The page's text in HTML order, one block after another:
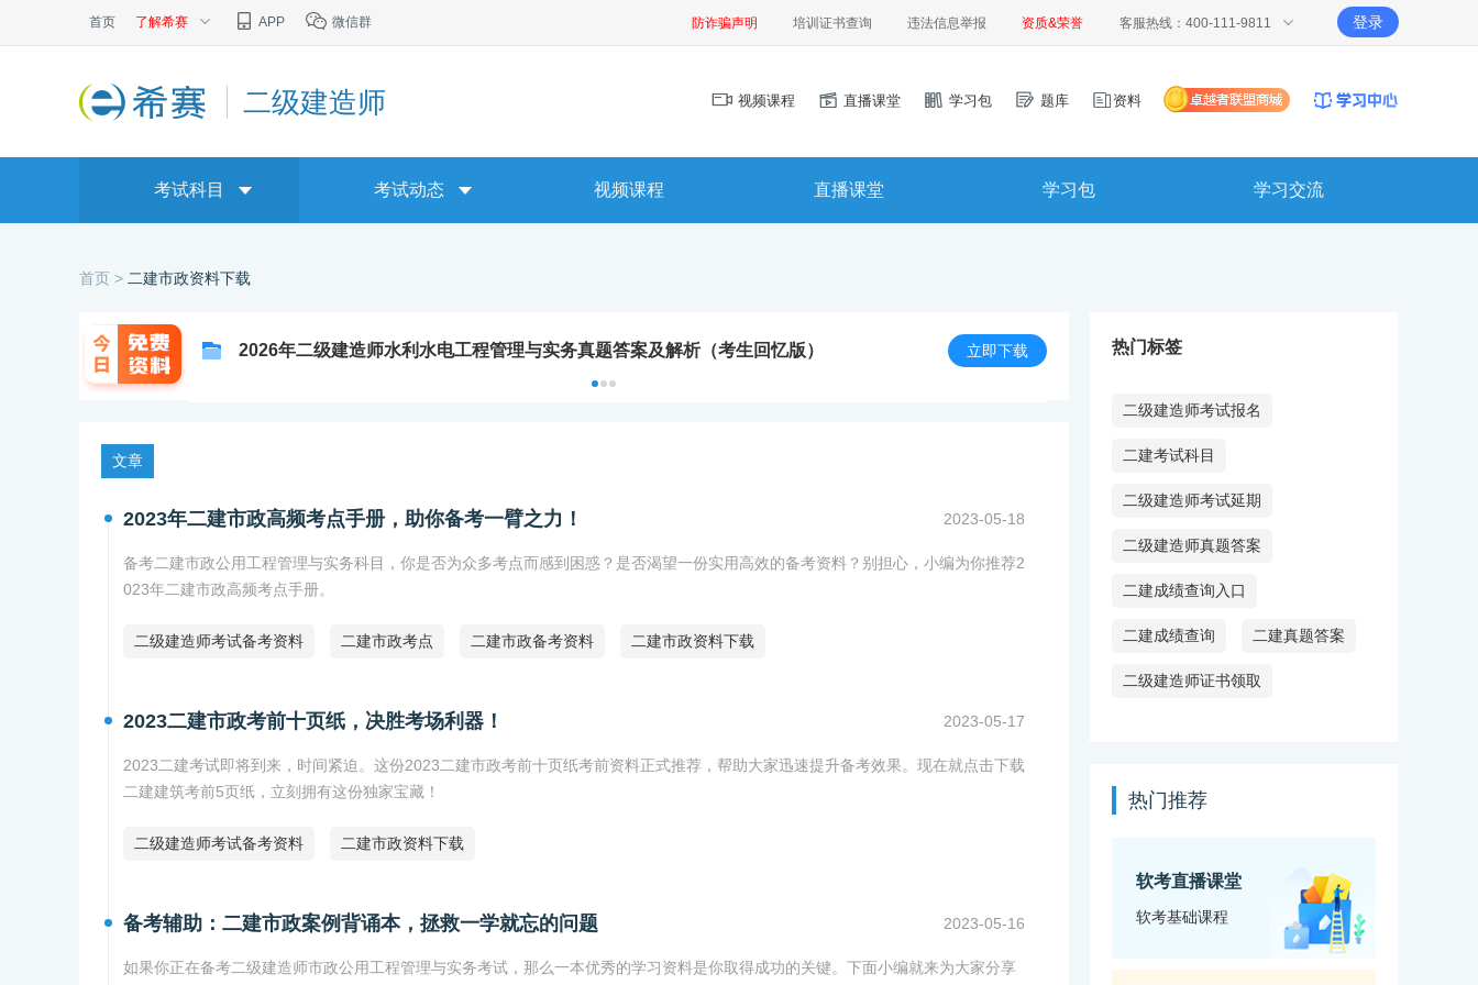
首页 了解希赛 APP 微信群 防诈骗声明 培训证书查询 违法信息举报 资质&荣誉 客服热线：400-111-9811 登录
二级建造师 视频课程 直播课堂 学习包 题库 资料
考试科目 考试动态 视频课程 直播课堂 学习包 学习交流
首页 > 二建市政资料下载
2026年二级建造师水利水电工程管理与实务真题答案及解析（考生回忆版） 立即下载
文章
2023年二建市政高频考点手册，助你备考一臂之力！ 2023-05-18
备考二建市政公用工程管理与实务科目，你是否为众多考点而感到困惑？是否渴望一份实用高效的备考资料？别担心，小编为你推荐2
023年二建市政高频考点手册。
二级建造师考试备考资料 二建市政考点 二建市政备考资料 二建市政资料下载
2023二建市政考前十页纸，决胜考场利器！ 2023-05-17
2023二建考试即将到来，时间紧迫。这份2023二建市政考前十页纸考前资料正式推荐，帮助大家迅速提升备考效果。现在就点击下载
二建建筑考前5页纸，立刻拥有这份独家宝藏！
二级建造师考试备考资料 二建市政资料下载
备考辅助：二建市政案例背诵本，拯救一学就忘的问题 2023-05-16
如果你正在备考二级建造师市政公用工程管理与实务考试，那么一本优秀的学习资料是你取得成功的关键。下面小编就来为大家分享
热门标签
二级建造师考试报名
二建考试科目
二级建造师考试延期
二级建造师真题答案
二建成绩查询入口
二建成绩查询 二建真题答案
二级建造师证书领取
热门推荐
软考直播课堂
软考基础课程